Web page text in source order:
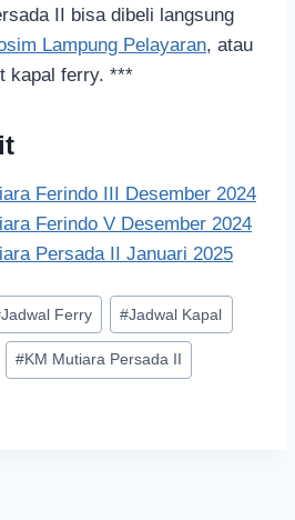
II bisa dibeli langsung
Lampung Pelayaran, atau
kapal ferry. ***
Ferindo III Desember 2024
Ferindo V Desember 2024
Persada II Januari 2025
Jadwal Ferry #Jadwal Kapal
#KM Mutiara Persada II